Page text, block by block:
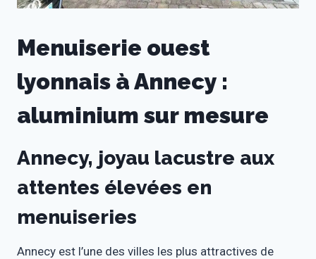
Menuiserie ouest
lyonnais à Annecy :
aluminium sur mesure
Annecy, joyau lacustre aux
attentes élevées en
menuiseries
Annecy est l’une des villes les plus attractives de